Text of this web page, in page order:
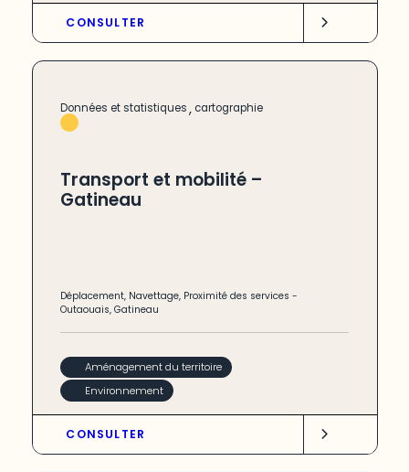
CONSULTER
Données et statistiques, cartographie
Transport et mobilité –
Gatineau
Déplacement, Navettage, Proximité des services -
Outaouais,Gatineau
Aménagement du territoire
Environnement
CONSULTER